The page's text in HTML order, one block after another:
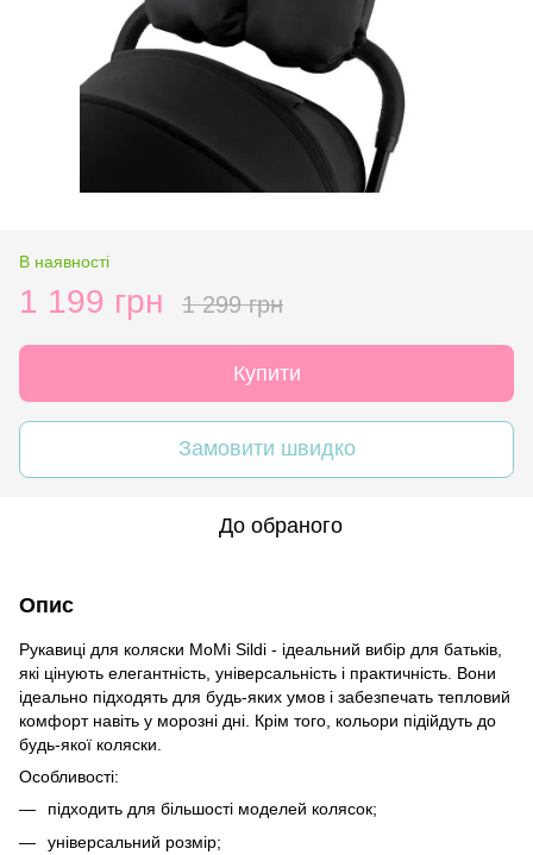
В наявності
1 199 грн 1 299 грн
Купити
Замовити швидко
До обраного
Опис
Рукавиці для коляски MoMi Sildi - ідеальний вибір для батьків,
які цінують елегантність, універсальність і практичність. Вони
ідеально підходять для будь-яких умов і забезпечать тепловий
комфорт навіть у морозні дні. Крім того, кольори підійдуть до
будь-якої коляски.
Особливості:
підходить для більшості моделей колясок;
універсальний розмір;